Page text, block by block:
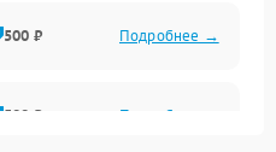
500 ₽ Подробнее →
500 ₽ Подробнее →